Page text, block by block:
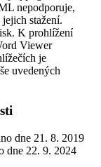
nepodporuje,
stažení.
K prohlížení
Viewer
je
uvedených
dne 21. 8. 2019
dne 22. 9. 2024